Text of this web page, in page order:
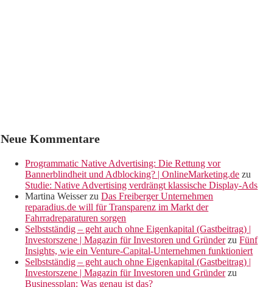
Neue Kommentare
Programmatic Native Advertising: Die Rettung vor
Bannerblindheit und Adblocking? | OnlineMarketing.de zu
Studie: Native Advertising verdrängt klassische Display-Ads
Martina WeisserzuDas Freiberger Unternehmen
reparadius.de will für Transparenz im Markt der
Fahrradreparaturen sorgen
Selbstständig – geht auch ohne Eigenkapital (Gastbeitrag) |
Investorszene | Magazin für Investoren und GründerzuFünf
Insights, wie ein Venture-Capital-Unternehmen funktioniert
Selbstständig – geht auch ohne Eigenkapital (Gastbeitrag) |
Investorszene | Magazin für Investoren und Gründerzu
Businessplan: Was genau ist das?